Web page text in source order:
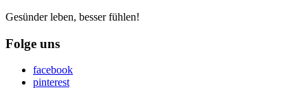
Gesünder leben, besser fühlen!
Folge uns
facebook
pinterest